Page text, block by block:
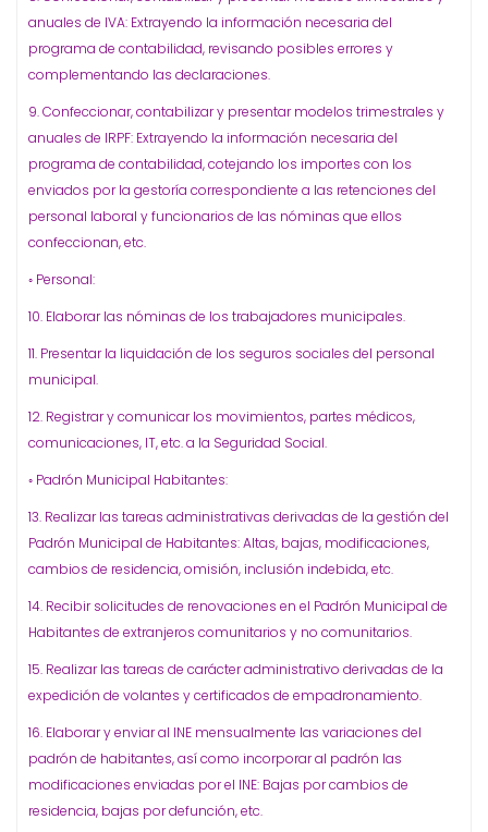
anuales de IVA: Extrayendo la información necesaria del
programa de contabilidad, revisando posibles errores y
complementando las declaraciones.
9. Confeccionar, contabilizar y presentar modelos trimestrales y
anuales de IRPF: Extrayendo la información necesaria del
programa de contabilidad, cotejando los importes con los
enviados por la gestoría correspondiente a las retenciones del
personal laboral y funcionarios de las nóminas que ellos
confeccionan, etc.
◦ Personal:
10. Elaborar las nóminas de los trabajadores municipales.
11. Presentar la liquidación de los seguros sociales del personal
municipal.
12. Registrar y comunicar los movimientos, partes médicos,
comunicaciones, IT, etc. a la Seguridad Social.
◦ Padrón Municipal Habitantes:
13. Realizar las tareas administrativas derivadas de la gestión del
Padrón Municipal de Habitantes: Altas, bajas, modificaciones,
cambios de residencia, omisión, inclusión indebida, etc.
14. Recibir solicitudes de renovaciones en el Padrón Municipal de
Habitantes de extranjeros comunitarios y no comunitarios.
15. Realizar las tareas de carácter administrativo derivadas de la
expedición de volantes y certificados de empadronamiento.
16. Elaborar y enviar al INE mensualmente las variaciones del
padrón de habitantes, así como incorporar al padrón las
modificaciones enviadas por el INE: Bajas por cambios de
residencia, bajas por defunción, etc.